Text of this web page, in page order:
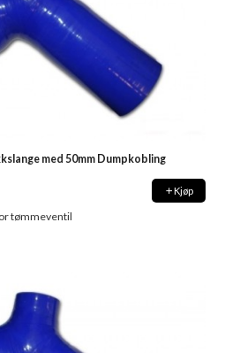
med 50mm Dumpkobling
Kjøp
tømmeventil